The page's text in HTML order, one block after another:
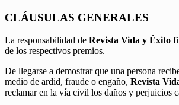
CLÁUSULAS GENERALES
La responsabilidad de Revista Vida y Éxito
de los respectivos premios.
De llegarse a demostrar que una persona
medio de ardid, fraude o engaño, Revista
reclamar en la vía civil los daños y perjuicios